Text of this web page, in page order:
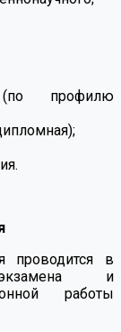
(по профилю
проводится в
и
работы